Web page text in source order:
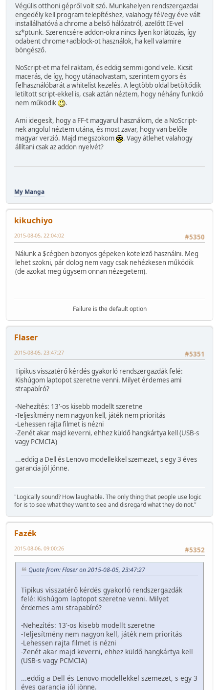
Végülis otthoni gépről volt szó. Munkahelyen rendszergazdai
engedély kell program telepítéshez, valahogy fél/egy éve vált
installálhatóvá a chrome a belső hálózatról, azelőtt IE-vel
sz*ptunk. Szerencsére addon-okra nincs ilyen korlátozás, így
odabent chrome+adblock-ot használok, ha kell valamire
böngésző.
NoScript-et ma fel raktam, és eddig semmi gond vele. Kicsit
macerás, de így, hogy utánaolvastam, szerintem gyors és
felhasználóbarát a whitelist kezelés. A legtöbb oldal betöltődik
letiltott script-ekkel is, csak aztán néztem, hogy néhány funkció
nem működik
.
Ami idegesít, hogy a FF-t magyarul használom, de a NoScript-
nek angolul néztem utána, és most zavar, hogy van belőle
magyar verzió. Majd megszokom
. Vagy átlehet valahogy
állítani csak az addon nyelvét?
My Manga
kikuchiyo
#5350
2015-08-05, 22:04:02
Nálunk a $cégben bizonyos gépeken kötelező használni. Meg
lehet szokni, pár dolog nem vagy csak nehézkesen működik
(de azokat meg úgysem onnan nézegetem).
Failure is the default option
Flaser
#5351
2015-08-05, 23:47:27
Tipikus visszatérő kérdés gyakorló rendszergazdák felé:
Kishúgom laptopot szeretne venni. Milyet érdemes ami
strapabíró?
-Nehezítés: 13'-os kisebb modellt szeretne
-Teljesítmény nem nagyon kell, játék nem prioritás
-Lehessen rajta filmet is nézni
-Zenét akar majd keverni, ehhez küldő hangkártya kell (USB-s
vagy PCMCIA)
...eddig a Dell és Lenovo modellekkel szemezet, s egy 3 éves
garancia jól jönne.
"Logically sound? How laughable. The only thing that people use logic
for is to see what they want to see and disregard what they do not."
Fazék
#5352
2015-08-06, 09:00:26
Quote from: Flaser on 2015-08-05, 23:47:27
Tipikus visszatérő kérdés gyakorló rendszergazdák
felé: Kishúgom laptopot szeretne venni. Milyet
érdemes ami strapabíró?
-Nehezítés: 13'-os kisebb modellt szeretne
-Teljesítmény nem nagyon kell, játék nem prioritás
-Lehessen rajta filmet is nézni
-Zenét akar majd keverni, ehhez küldő hangkártya kell
(USB-s vagy PCMCIA)
...eddig a Dell és Lenovo modellekkel szemezet, s egy 3
éves garancia jól jönne.